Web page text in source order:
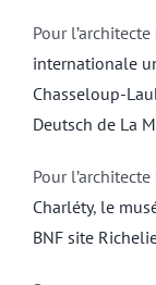
Pour l’architecte
internationale
Chasseloup-
Deutsch de La
Pour l’architecte
Charléty, le
BNF site